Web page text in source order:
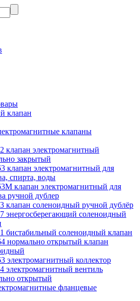
клапан
клапаны
клапан электромагнитный
закрытый
клапан электромагнитный для
спирта, воды
клапан электромагнитный для
ручной дублер
клапан соленоидный ручной дублёр
энергосберегающий соленоидный
бистабильный соленоидный клапан
нормально открытый клапан
электромагнитный коллектор
электромагнитный вентиль
открытый
фланцевые